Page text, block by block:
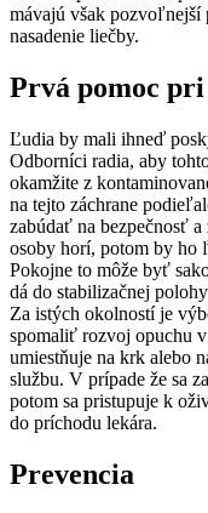
mávajú však pozvoľnejší
nasadenie liečby.
Prvá pomoc
Ľudia by mali ihneď
Odborníci radia, aby
okamžite z
na tejto záchrane
zabúdať na bezpečnosť
osoby horí, potom by ho
Pokojne to môže byť
dá do stabilizačnej
Za istých okolností je
spomaliť rozvoj opuchu v
umiestňuje na krk alebo
službu. V prípade že sa
potom sa pristupuje k
do príchodu lekára.
Prevencia